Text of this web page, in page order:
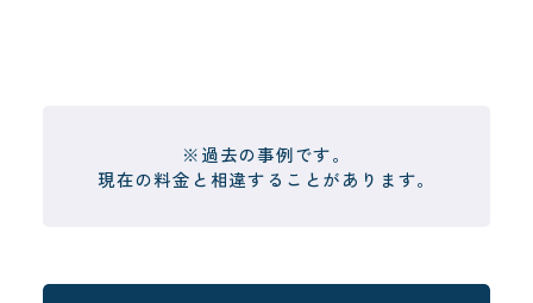
※過去の事例です。
現在の料金と相違することがあります。